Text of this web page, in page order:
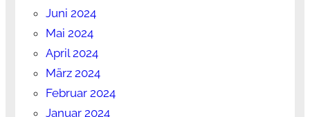
Juni 2024
Mai 2024
April 2024
März 2024
Februar 2024
Januar 2024